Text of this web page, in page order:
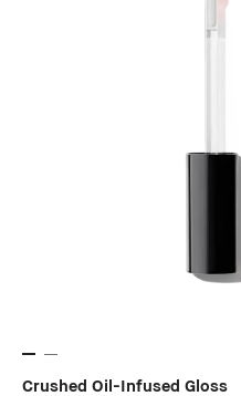
Crushed Oil-Infused Gloss